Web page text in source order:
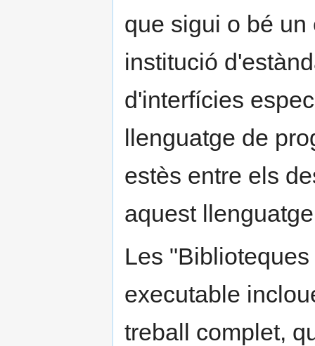
que sigui o bé
institució
d'interfícies
llenguatge de
estès entre els
aquest
Les
executable
treball complet,